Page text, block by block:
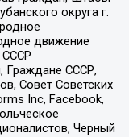
округа г.
движение
СССР
Граждане СССР,
Совет Советских
Inc, Facebook,
Черный